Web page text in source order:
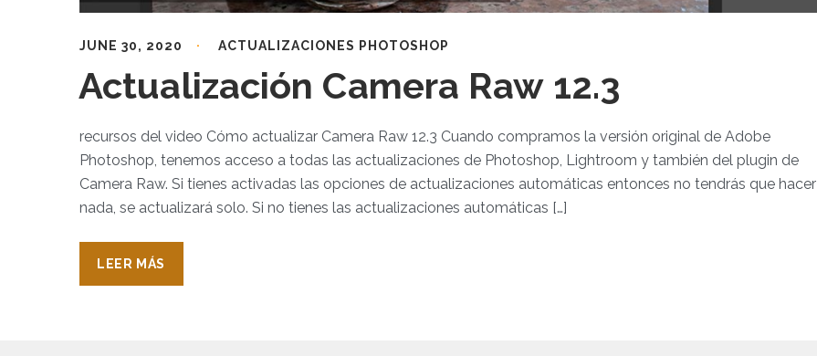
JUNE 30, 2020 ACTUALIZACIONES PHOTOSHOP
Actualización Camera Raw 12.3
recursos del video Cómo actualizar Camera Raw 12.3 Cuando compramos la versión original de Adobe
Photoshop, tenemos acceso a todas las actualizaciones de Photoshop, Lightroom y también del plugin de
Camera Raw. Si tienes activadas las opciones de actualizaciones automáticas entonces no tendrás que hacer
nada, se actualizará solo. Si no tienes las actualizaciones automáticas […]
LEER MÁS